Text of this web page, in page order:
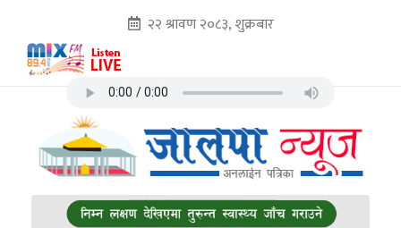
२२ श्रावण २०८३, शुक्रबार